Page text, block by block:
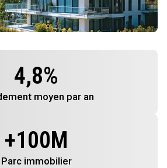
4,8%
moyen par an
+100M
Parc immobilier